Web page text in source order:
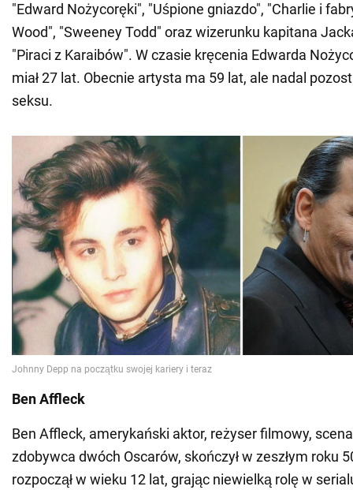
"Edward Nożycoręki", "Uśpione gniazdo", "Charlie i
Wood", "Sweeney Todd" oraz wizerunku kapitana
"Piraci z Karaibów". W czasie kręcenia Edwarda
miał 27 lat. Obecnie artysta ma 59 lat, ale nadal
seksu.
Ben Affleck
Ben Affleck, amerykański aktor, reżyser filmowy,
zdobywca dwóch Oscarów, skończył w zeszłym roku
rozpoczął w wieku 12 lat, grając niewielką rolę w